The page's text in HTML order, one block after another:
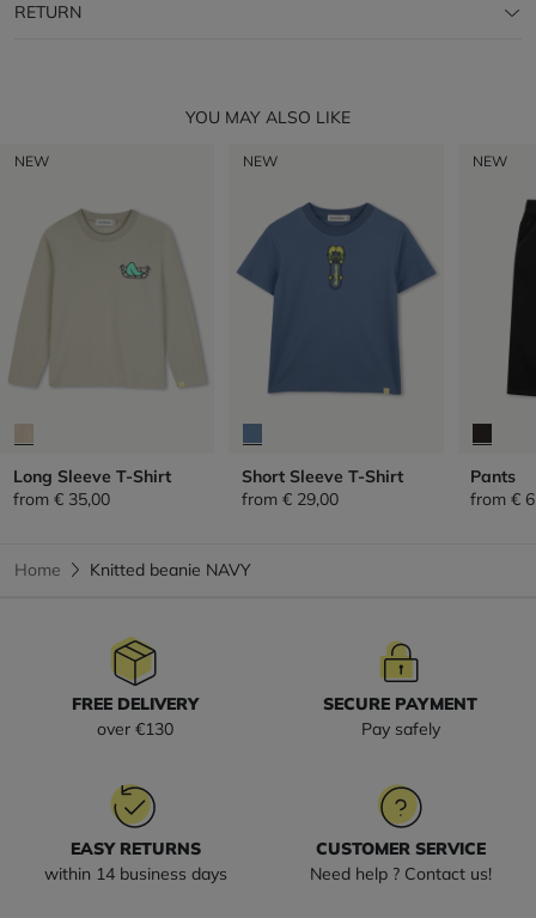
RETURN
YOU MAY ALSO LIKE
NEW
Long Sleeve T-Shirt
from € 35,00
NEW
Short Sleeve T-Shirt
from € 29,00
NEW
Pants
from€
Home Knitted beanie NAVY
FREE DELIVERY
over €130
SECURE PAYMENT
Pay safely
EASY RETURNS
within 14 business days
CUSTOMER SERVICE
Need help ? Contact us!